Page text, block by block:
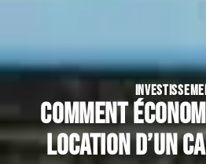
Comment
location d’un